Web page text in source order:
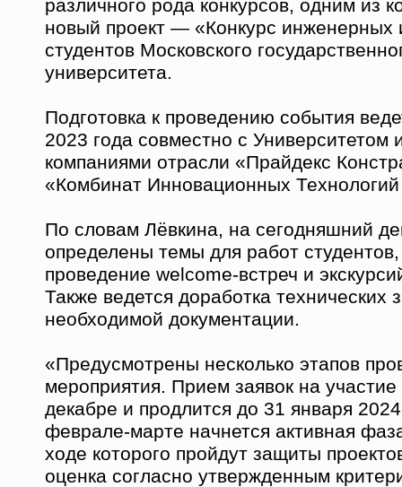
различного рода конкурсов, одним из
новый проект — «Конкурс инженерных
студентов Московского
университета.
Подготовка к проведению события
2023 года совместно с Университетом
компаниями отрасли «Прайдекс
«Комбинат Инновационных
По словам Лёвкина, на сегодняшний
определены темы для работ
проведение welcome-встреч и
Также ведется доработка технических
необходимой документации.
«Предусмотрены несколько этапов
мероприятия. Прием заявок на участие
декабре и продлится до 31 января
феврале-марте начнется активная
ходе которого пройдут защиты
оценка согласно утвержденным